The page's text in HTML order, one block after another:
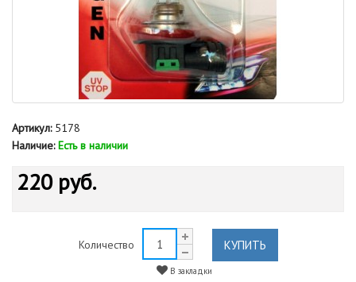
Артикул:5178
Наличие: Есть в наличии
220 руб.
Количество КУПИТЬ
В закладки